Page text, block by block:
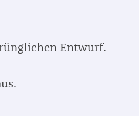
Entwurf.